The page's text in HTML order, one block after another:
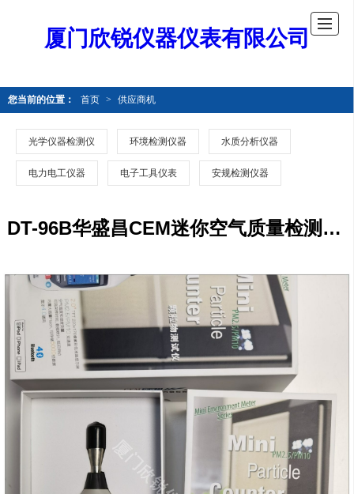
厦门欣锐仪器仪表有限公司
您当前的位置： 首页 > 供应商机
光学仪器检测仪 环境检测仪器 水质分析仪器
电力电工仪器 电子工具仪表 安规检测仪器
DT-96B华盛昌CEM迷你空气质量检测仪粒子计数器粉尘检测仪PM2.5